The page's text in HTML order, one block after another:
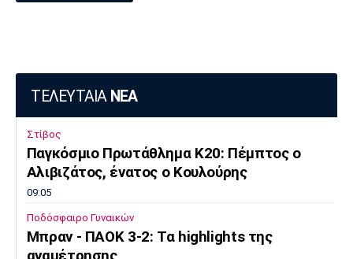
ΤΕΛΕΥΤΑΙΑ ΝΕΑ
Στίβος
Παγκόσμιο Πρωτάθλημα Κ20: Πέμπτος ο
Αλιβιζάτος, ένατος ο Κουλούρης
09:05
Ποδόσφαιρο Γυναικών
Μπραν - ΠΑΟΚ 3-2: Τα highlights της